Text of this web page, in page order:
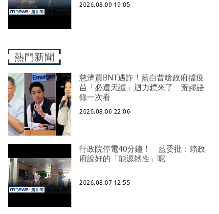
2026.08.09 19:05
熱門新聞
慈濟買BNT遇詐！藍白昔嗆政府擋疫
苗「必遭天譴」迴力鏢來了 荒謬語
錄一次看
2026.08.06 22:06
行政院停電40分鐘！ 藍委批：賴政
府說好的「能源韌性」呢
2026.08.07 12:55